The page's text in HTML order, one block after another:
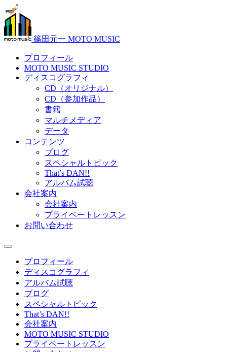
篠田元一 MOTO MUSIC
プロフィール
MOTO MUSIC STUDIO
ディスコグラフィ
CD（オリジナル）
CD（参加作品）
書籍
マルチメディア
データ
コンテンツ
ブログ
スペシャルトピック
That’s DAN!!
アルバム試聴
会社案内
会社案内
プライベートレッスン
お問い合わせ
プロフィール
ディスコグラフィ
アルバム試聴
ブログ
スペシャルトピック
That’s DAN!!
会社案内
MOTO MUSIC STUDIO
プライベートレッスン